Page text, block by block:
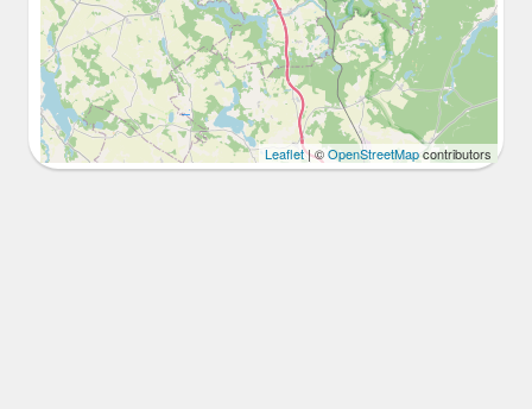
Leaflet| ©OpenStreetMapcontributors